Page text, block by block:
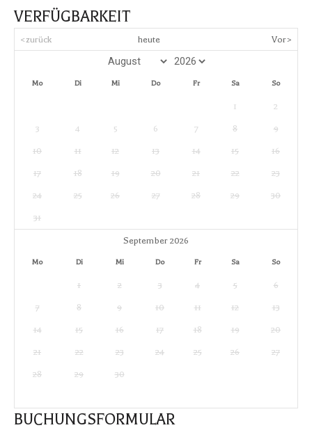
VERFÜGBARKEIT
<zurück heute Vor>
Mo Di Mi Do Fr Sa So
1 2
3 4 5 6 7 8 9
10 11 12 13 14 15 16
17 18 19 20 21 22 23
24 25 26 27 28 29 30
31
September 2026
Mo Di Mi Do Fr Sa So
1 2 3 4 5 6
7 8 9 10 11 12 13
14 15 16 17 18 19 20
21 22 23 24 25 26 27
28 29 30
BUCHUNGSFORMULAR